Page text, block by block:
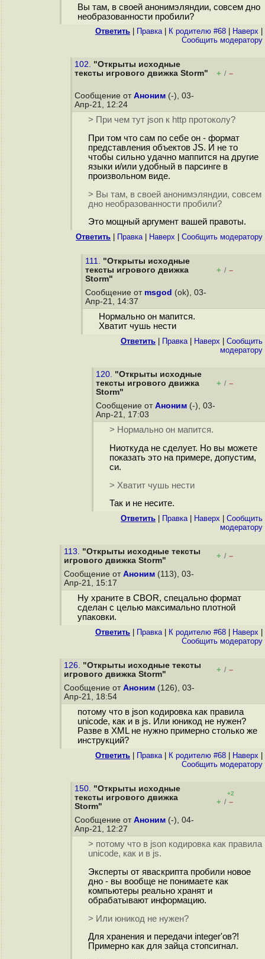
Вы там, в своей анонимэляндии, совсем дно
необразованности пробили?
Ответить Правка| К родителю #68 Наверх
Cообщить модератору
102. "Открыты исходные
тексты игрового движка Storm"
+ / –
Сообщение от Аноним (-), 03-
Апр-21, 12:24
> При чем тут json к http протоколу?
При том что сам по себе он - формат
представления объектов JS. И не то
чтобы сильно удачно маппится на другие
языки и/или удобный в парсинге в
произвольном виде.
> Вы там, в своей анонимэляндии, совсем
дно необразованности пробили?
Это мощный аргумент вашей правоты.
Ответить Правка| Наверх Cообщить модератору
111. "Открыты исходные
тексты игрового движка
Storm"
+ / –
Сообщение от msgod (ok), 03-
Апр-21, 14:37
Нормально он мапится.
Хватит чушь нести
Ответить Правка| Наверх
Cообщить
модератору
120. "Открыты исходные
тексты игрового движка
Storm"
+ / –
Сообщение от Аноним (-), 03-
Апр-21, 17:03
> Нормально он мапится.
Ниоткуда не сделует. Но вы можете
показать это на примере, допустим,
си.
> Хватит чушь нести
Так и не несите.
Ответить Правка| Наверх
Cообщить
модератору
113. "Открыты исходные тексты
игрового движка Storm"
+ / –
Сообщение от Аноним (113), 03-
Апр-21, 15:17
Ну храните в CBOR, спецально формат
сделан с целью максимально плотной
упаковки.
Ответить Правка| К родителю #68 Наверх
Cообщить модератору
126. "Открыты исходные тексты
игрового движка Storm"
+ / –
Сообщение от Аноним (126), 03-
Апр-21, 18:54
потому что в json кодировка как правила
unicode, как и в js. Или юникод не нужен?
Разве в XML не нужно примерно столько же
инструкций?
Ответить Правка| К родителю #68 Наверх
Cообщить модератору
150. "Открыты исходные
тексты игрового движка
Storm"
+2
+ / –
Сообщение от Аноним (-), 04-
Апр-21, 12:27
> потому что в json кодировка как правила
unicode, как и в js.
Эксперты от яваскрипта пробили новое
дно - вы вообще не понимаете как
компьютеры реально хранят и
обрабатывают информацию.
> Или юникод не нужен?
Для хранения и передачи integer'ов?!
Примерно как для зайца стопсигнал.